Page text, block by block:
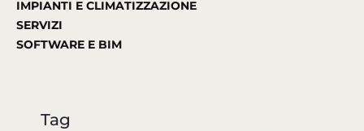
IMPIANTI E CLIMATIZZAZIONE
SERVIZI
SOFTWARE E BIM
Tag